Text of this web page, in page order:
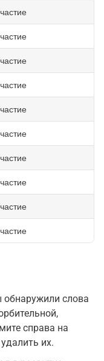
слова
справа на
их.